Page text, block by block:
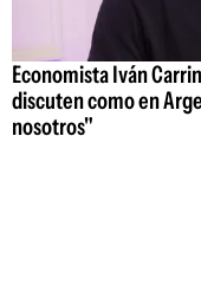
Economista Iván
discuten como en
nosotros"